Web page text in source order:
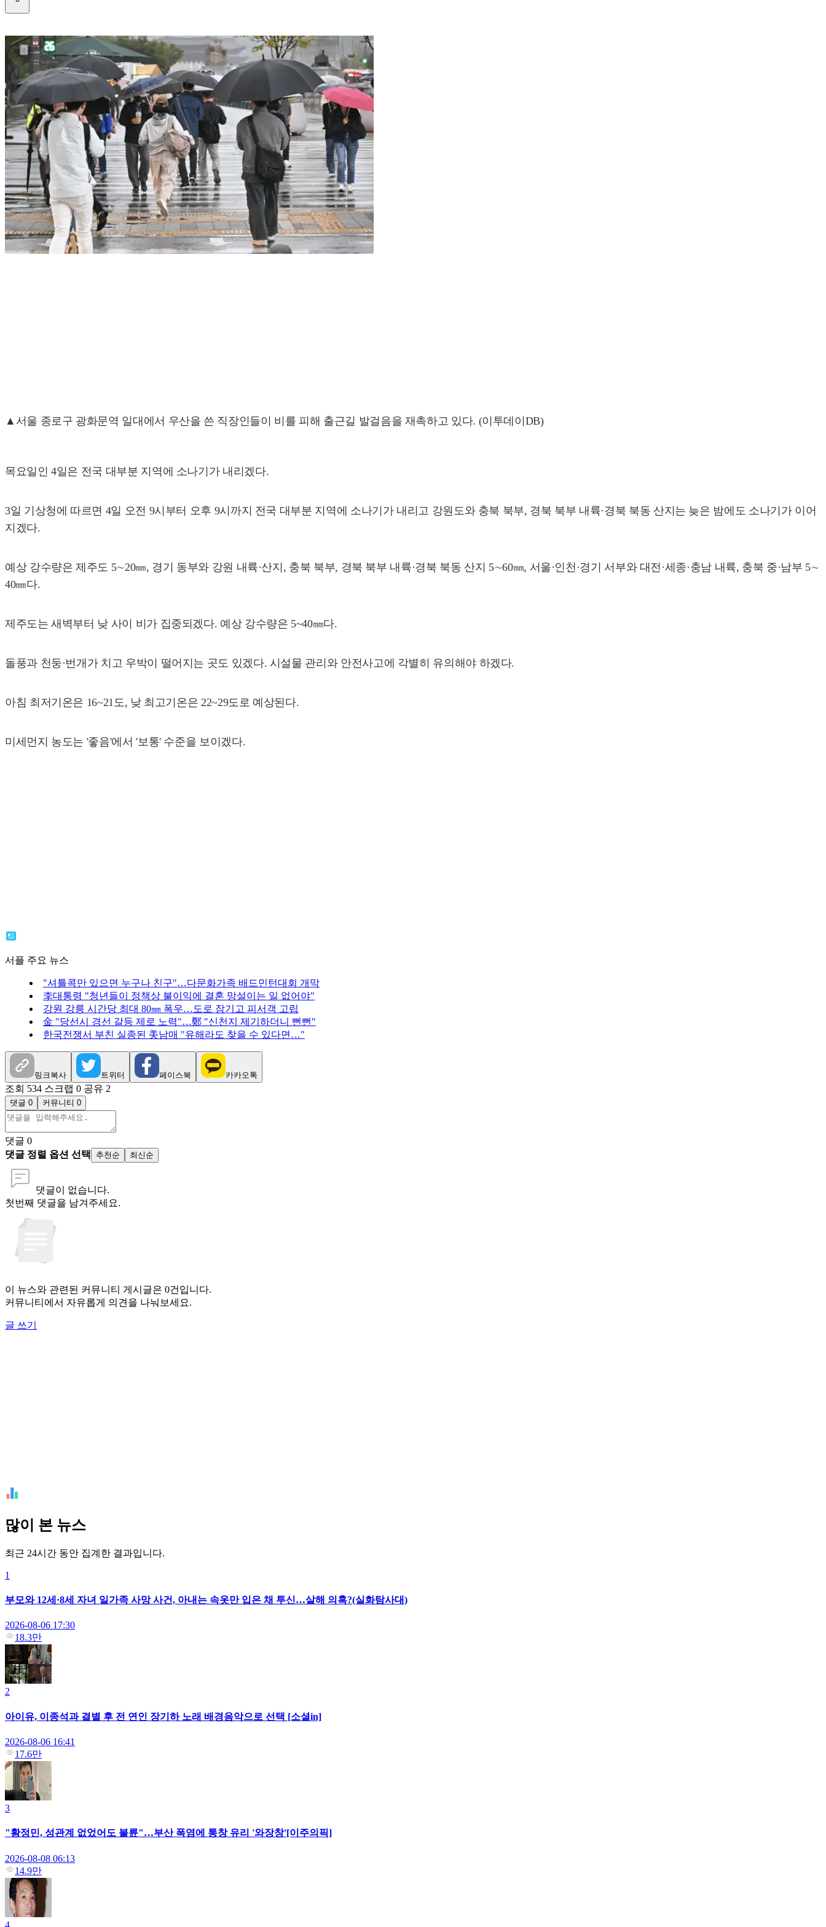
▲서울 종로구 광화문역 일대에서 우산을 쓴 직장인들이 비를 피해 출근길 발걸음을 재촉하고 있다. (이투데이DB)
목요일인 4일은 전국 대부분 지역에 소나기가 내리겠다.
3일 기상청에 따르면 4일 오전 9시부터 오후 9시까지 전국 대부분 지역에 소나기가 내리고 강원도와 충북 북부, 경북 북부 내륙·경북 북동 산지는 늦은 밤에도 소나기가 이어
지겠다.
예상 강수량은 제주도 5∼20㎜, 경기 동부와 강원 내륙·산지, 충북 북부, 경북 북부 내륙·경북 북동 산지 5∼60㎜, 서울·인천·경기 서부와 대전·세종·충남 내륙, 충북 중·남부 5∼
40㎜다.
제주도는 새벽부터 낮 사이 비가 집중되겠다. 예상 강수량은 5~40㎜다.
돌풍과 천둥·번개가 치고 우박이 떨어지는 곳도 있겠다. 시설물 관리와 안전사고에 각별히 유의해야 하겠다.
아침 최저기온은 16~21도, 낮 최고기온은 22~29도로 예상된다.
미세먼지 농도는 '좋음'에서 '보통' 수준을 보이겠다.
서플 주요 뉴스
"셔틀콕만 있으면 누구나 친구"…다문화가족 배드민턴대회 개막
李대통령 "청년들이 정책상 불이익에 결혼 망설이는 일 없어야"
강원 강릉 시간당 최대 80㎜ 폭우…도로 잠기고 피서객 고립
金 "당선시 경선 갈등 제로 노력"…鄭 "신천지 제기하더니 뻔뻔"
한국전쟁서 부친 실종된 美남매 "유해라도 찾을 수 있다면…"
링크복사 트위터 페이스북 카카오톡
조회 534 스크랩 0 공유 2
댓글 0 커뮤니티 0
댓글 0
댓글 정렬 옵션 선택
추천순 최신순
댓글이 없습니다.
첫번째 댓글을 남겨주세요.
이 뉴스와 관련된 커뮤니티 게시글은 0건입니다.
커뮤니티에서 자유롭게 의견을 나눠보세요.
글 쓰기
많이 본 뉴스
최근 24시간 동안 집계한 결과입니다.
1
부모와 12세·8세 자녀 일가족 사망 사건, 아내는 속옷만 입은 채 투신…살해 의혹?(실화탐사대)
2026-08-06 17:30
18.3만
2
아이유, 이종석과 결별 후 전 연인 장기하 노래 배경음악으로 선택 [소셜in]
2026-08-06 16:41
17.6만
3
"황정민, 성관계 없었어도 불륜"…부산 폭염에 통창 유리 '와장창'[이주의픽]
2026-08-08 06:13
14.9만
4